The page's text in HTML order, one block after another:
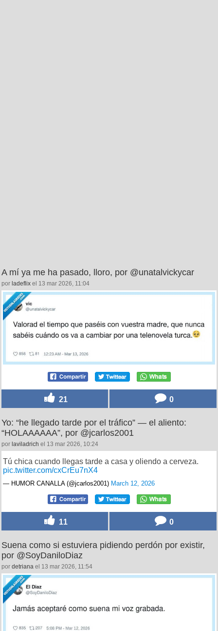
A mí ya me ha pasado, lloro, por @unatalvickycar
por ladeflix el 13 mar 2026, 11:04
21 0
Yo: “he llegado tarde por el tráfico” — el aliento:
“HOLAAAAAA”, por @jcarlos2001
por laviladrich el 13 mar 2026, 10:24
Tú chica cuando llegas tarde a casa y oliendo a cerveza.
pic.twitter.com/cxCrEu7nX4
— HUMOR CANALLA (@jcarlos2001) March 12, 2026
11 0
Suena como si estuviera pidiendo perdón por existir,
por @SoyDaniloDiaz
por detriana el 13 mar 2026, 11:54